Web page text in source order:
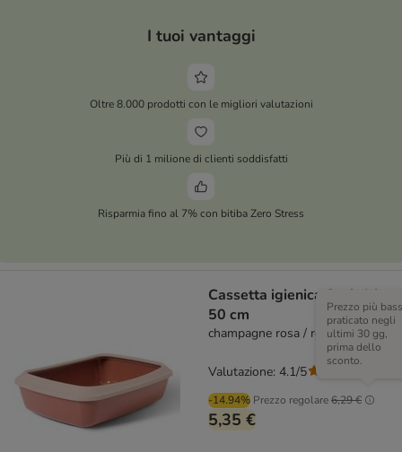
I tuoi vantaggi
Oltre 8.000 prodotti con le migliori valutazioni
Più di 1 milione di clienti soddisfatti
Risparmia fino al 7% con bitiba Zero Stress
Cassetta igienica Savic Iriz -
50 cm
champagne rosa / rosso toscana
-14.94% Prezzo regolare6,29 €
Prezzo più
praticato negli
ultimi 30 gg,
prima dello
sconto.
5,35 €
Valutazione: 4.1/5